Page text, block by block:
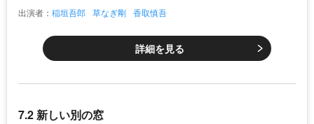
出演者： 稲垣吾郎 草なぎ剛 香取慎吾
詳細を見る
7.2 新しい別の窓